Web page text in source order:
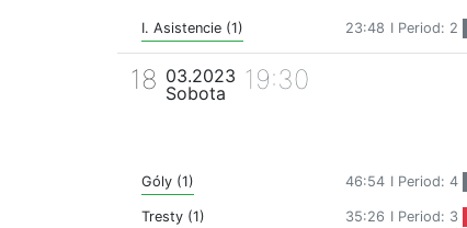
I. Asistencie (1) 23:48 I Period: 2
18 03.2023
Sobota
19:30
Góly (1) 46:54 I Period: 4
Tresty (1) 35:26 I Period: 3